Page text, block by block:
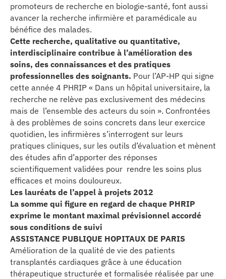
l’éditeur
un CHU
promoteurs de recherche en biologie-santé, font aussi
avancer la recherche infirmière et paramédicale au
bénéfice des malades.
Cette recherche, qualitative ou quantitative,
interdisciplinaire contribue à l’amélioration des
soins, des connaissances et des pratiques
professionnelles des soignants. Pour l’AP-HP qui signe
cette année 4 PHRIP « Dans un hôpital universitaire, la
recherche ne relève pas exclusivement des médecins
mais de l’ensemble des acteurs du soin ». Confrontées
à des problèmes de soins concrets dans leur exercice
quotidien, les infirmières s’interrogent sur leurs
pratiques cliniques, sur les outils d’évaluation et mènent
des études afin d’apporter des réponses
scientifiquement validées pour rendre les soins plus
efficaces et moins douloureux.
Les lauréats de l’appel à projets 2012
La somme qui figure en regard de chaque PHRIP
exprime le montant maximal prévisionnel accordé
sous conditions de suivi
ASSISTANCE PUBLIQUE HOPITAUX DE PARIS
Amélioration de la qualité de vie des patients
transplantés cardiaques grâce à une éducation
thérapeutique structurée et formalisée réalisée par une